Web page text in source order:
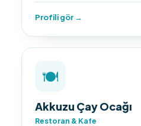
Profili gör →
🍽️
Akkuzu Çay Ocağı
Restoran & Kafe